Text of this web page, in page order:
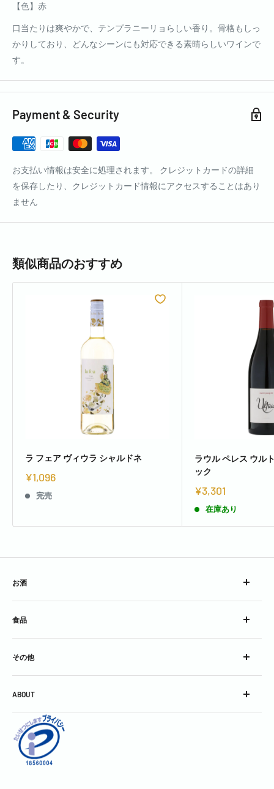
【色】赤
口当たりは爽やかで、テンプラニーリョらしい香り。骨格もしっ
かりしており、どんなシーンにも対応できる素晴らしいワインで
す。
Payment & Security
お支払い情報は安全に処理されます。 クレジットカードの詳細
を保存したり、クレジットカード情報にアクセスすることはあり
ません
類似商品のおすすめ
ラ フェア ヴィウラ シャルドネ
¥1,096
完売
ラウル ペレス ウル
ック
¥3,301
在庫あり
お酒
ウイスキー
ブランデー
スピリッツ
コンク
シロップ
スパークリングワイン
スティル・ワイン
酒精強化＆フレーバードワイン
焼酎＆泡盛
中国銘酒
食品
チーズ
加工食品
その他
グラス
グッズ
ABOUT
会社概要
利用規約
お問い合わせ